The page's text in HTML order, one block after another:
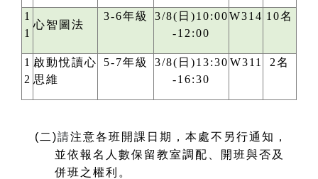
1
1
心智圖法
3-6年級
3/8(日)10:00
-12:00
W314 10名
1
2
啟動悅讀心
思維
5-7年級
3/8(日)13:30
-16:30
W311 2名
( 二)請注意各班開課日期，本處不另行通知，
並依報名人數保留教室調配、開班與否及
併班之權利。